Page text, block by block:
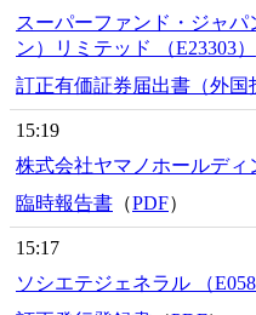
スーパーファンド・ジャ
ン）リミテッド （E23303）
訂正有価証券届出書（外国
15:19
株式会社ヤマノホールディ
臨時報告書 （PDF）
15:17
ソシエテジェネラル （